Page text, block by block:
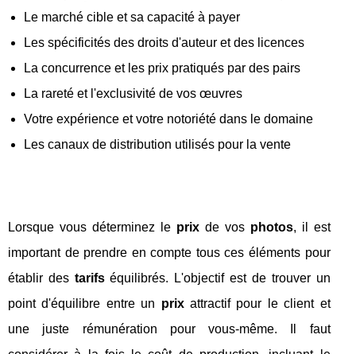
Le marché cible et sa capacité à payer
Les spécificités des droits d'auteur et des licences
La concurrence et les prix pratiqués par des pairs
La rareté et l'exclusivité de vos œuvres
Votre expérience et votre notoriété dans le domaine
Les canaux de distribution utilisés pour la vente
Lorsque vous déterminez le prixde vos photos, il est
important de prendre en compte tous ces éléments pour
établir des tarifséquilibrés. L'objectif est de trouver un
point d'équilibre entre un prixattractif pour le client et
une juste rémunération pour vous-même. Il faut